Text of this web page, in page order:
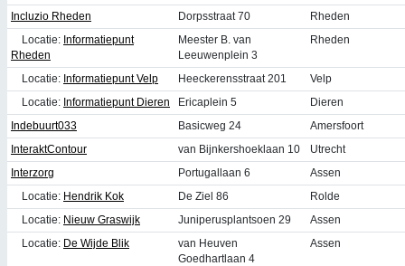
Incluzio Rheden Dorpsstraat 70
Rheden
Locatie: Informatiepunt
Rheden
Meester B. van
Leeuwenplein 3
Rheden
Locatie: Informatiepunt Velp Heeckerensstraat 201
Velp
Locatie: Informatiepunt Dieren Ericaplein 5
Dieren
Indebuurt033
Basicweg 24
Amersfoort
InteraktContour
van Bijnkershoeklaan 10
Utrecht
Interzorg
Portugallaan 6
Assen
Locatie: Hendrik Kok De Ziel 86
Rolde
Locatie: Nieuw Graswijk Juniperusplantsoen 29
Assen
Locatie: De Wijde Blik
van Heuven
Goedhartlaan 4
Assen